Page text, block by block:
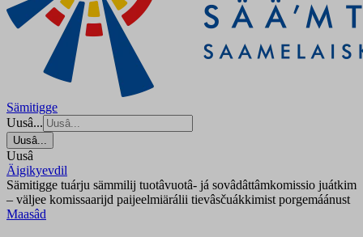
Sämitigge
Uusâ...
Uusâ...
Uusâ
Äigikyevdil
Sämitigge tuárju sämmilij tuotâvuotâ- já sovâdâttâmkomissio juátkim
– väljee komissaarijd paijeelmiärálii tievâsčuákkimist porgemáánust
Maasâd